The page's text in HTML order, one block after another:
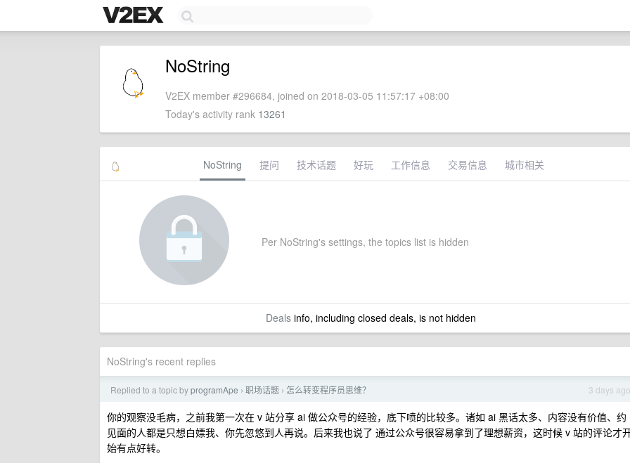
NoString
V2EX member #296684, joined on 2018-03-05 11:57:17 +08:00
Today's activity rank 13261
NoString 提问 技术话题 好玩 工作信息 交易信息 城市相关
Per NoString's settings, the topics list is hidden
Dealsinfo, including closed deals, is not hidden
NoString's recent replies
3 days ago
Replied to a topic byprogramApe › 职场话题 › 怎么转变程序员思维？
你的观察没毛病，之前我第一次在 v 站分享 ai 做公众号的经验，底下喷的比较多。诸如 ai 黑话太多、内容没有价值、约
见面的人都是只想白嫖我、你先忽悠到人再说。后来我也说了 通过公众号很容易拿到了理想薪资，这时候 v 站的评论才
始有点好转。